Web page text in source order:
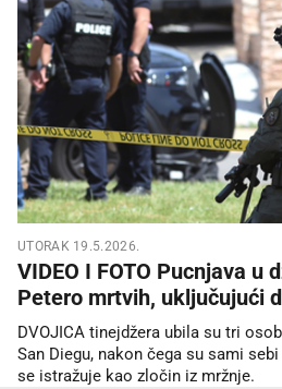
UTORAK 19.5.2026.
VIDEO I FOTO Pucnjava u
Petero mrtvih, uključujući
DVOJICA tinejdžera ubila su tri
San Diegu, nakon čega su sami
se istražuje kao zločin iz mržnje.